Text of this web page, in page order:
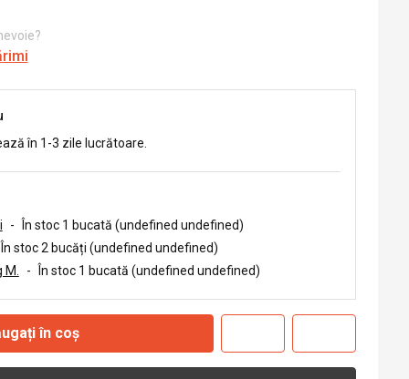
în 1-3 zile lucrătoare.
-
În stoc 1 bucată (undefined undefined)
În stoc 2 bucăți (undefined undefined)
- În stoc 1 bucată (undefined undefined)
în coș